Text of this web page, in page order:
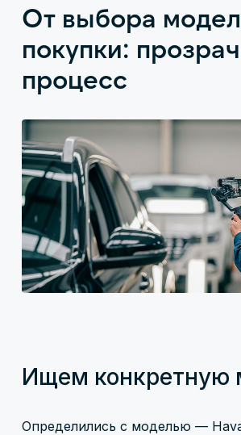
От выбора
покупки:
процесс
Ищем конкретную
Определились с моделью —